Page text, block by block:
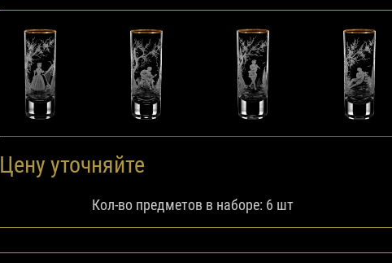
Цену уточняйте
Кол-во предметов в наборе: 6 шт